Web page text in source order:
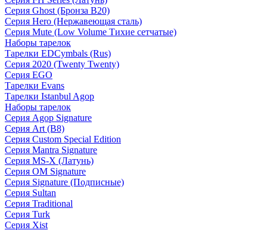
Серия Ghost (Бронза B20)
Серия Hero (Нержавеющая сталь)
Серия Mute (Low Volume Тихие сетчатые)
Наборы тарелок
Тарелки EDCymbals (Rus)
Серия 2020 (Twenty Twenty)
Серия EGO
Тарелки Evans
Тарелки Istanbul Agop
Наборы тарелок
Серия Agop Signature
Серия Art (B8)
Серия Custom Special Edition
Серия Mantra Signature
Серия MS-X (Латунь)
Серия OM Signature
Серия Signature (Подписные)
Серия Sultan
Серия Traditional
Серия Turk
Серия Xist